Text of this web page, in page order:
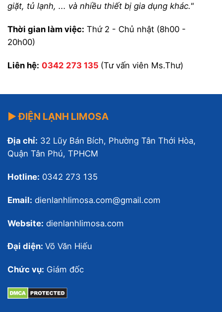
giặt, tủ lạnh, ... và nhiều thiết bị gia dụng khác."
Thời gian làm việc: Thứ 2 - Chủ nhật (8h00 -
20h00)
Liên hệ: 0342 273 135 (Tư vấn viên Ms.Thư)
▶ ĐIỆN LẠNH LIMOSA
Địa chỉ: 32 Lũy Bán Bích, Phường Tân Thới Hòa,
Quận Tân Phú, TPHCM
Hotline: 0342 273 135
Email: dienlanhlimosa.com@gmail.com
Website: dienlanhlimosa.com
Đại diện: Võ Văn Hiếu
Chức vụ: Giám đốc